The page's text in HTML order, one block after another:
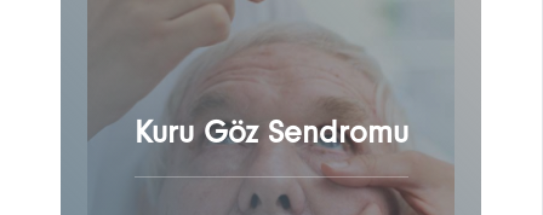
Kuru Göz Sendromu